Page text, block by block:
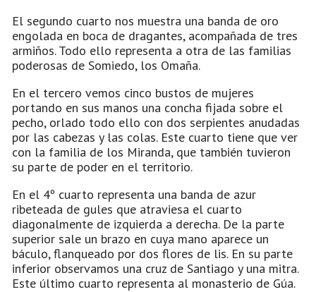
El segundo cuarto nos muestra una banda de oro
engolada en boca de dragantes, acompañada de tres
armiños. Todo ello representa a otra de las familias
poderosas de Somiedo, los Omaña.
En el tercero vemos cinco bustos de mujeres
portando en sus manos una concha fijada sobre el
pecho, orlado todo ello con dos serpientes anudadas
por las cabezas y las colas. Este cuarto tiene que ver
con la familia de los Miranda, que también tuvieron
su parte de poder en el territorio.
En el 4º cuarto representa una banda de azur
ribeteada de gules que atraviesa el cuarto
diagonalmente de izquierda a derecha. De la parte
superior sale un brazo en cuya mano aparece un
báculo, flanqueado por dos flores de lis. En su parte
inferior observamos una cruz de Santiago y una mitra.
Este último cuarto representa al monasterio de Gúa.